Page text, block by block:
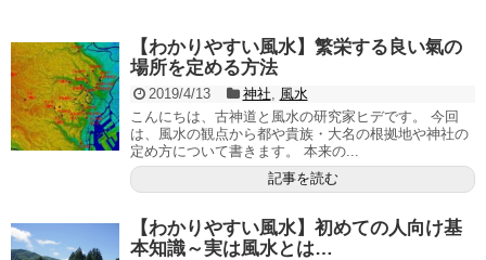
【わかりやすい風水】繁栄する良い氣の
場所を定める方法
2019/4/13 神社
風水
こんにちは、古神道と風水の研究家ヒデです。 今回
は、風水の観点から都や貴族・大名の根拠地や神社の
定め方について書きます。 本来の...
記事を読む
【わかりやすい風水】初めての人向け基
本知識～実は風水とは…